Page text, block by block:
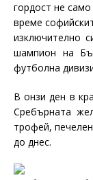
гордост не
време
изключително
шампион на
футболна
В онзи ден в
Сребърната
трофей,
до днес.